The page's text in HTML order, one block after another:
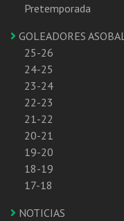
Pretemporada
GOLEADORES ASOBAL
25-26
24-25
23-24
22-23
21-22
20-21
19-20
18-19
17-18
NOTICIAS